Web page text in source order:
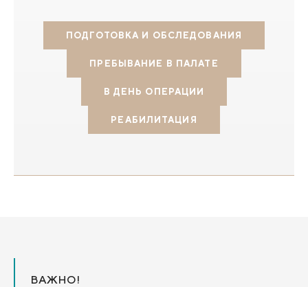
ПОДГОТОВКА И ОБСЛЕДОВАНИЯ
ПРЕБЫВАНИЕ В ПАЛАТЕ
В ДЕНЬ ОПЕРАЦИИ
РЕАБИЛИТАЦИЯ
ВАЖНО!